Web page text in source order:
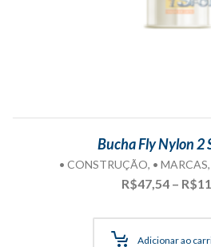
Bucha Fly Nylon 2
• CONSTRUÇÃO, • MARCAS,
R$47,54 – R$
Adicionar ao